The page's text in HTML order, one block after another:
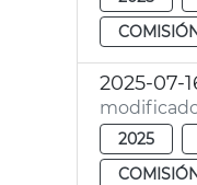
2025-07-
2025